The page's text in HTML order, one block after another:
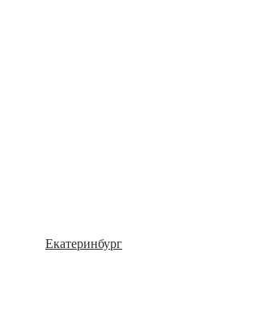
Екатеринбург